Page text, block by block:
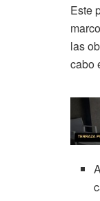
Este
las
cabo